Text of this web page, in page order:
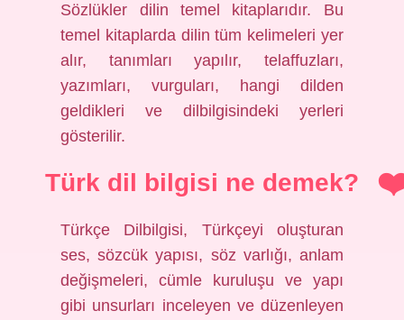
Sözlükler dilin temel kitaplarıdır. Bu
temel kitaplarda dilin tüm kelimeleri yer
alır, tanımları yapılır, telaffuzları,
yazımları, vurguları, hangi dilden
geldikleri ve dilbilgisindeki yerleri
gösterilir.
Türk dil bilgisi ne demek?
Türkçe Dilbilgisi, Türkçeyi oluşturan
ses, sözcük yapısı, söz varlığı, anlam
değişmeleri, cümle kuruluşu ve yapı
gibi unsurları inceleyen ve düzenleyen